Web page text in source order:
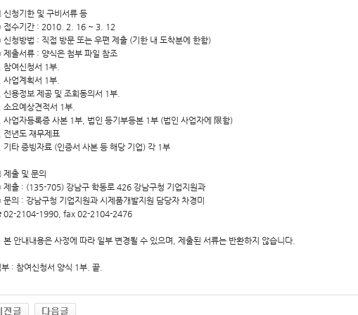
청기한 및 구비서류 등
접수기간 : 2010. 2. 16 ~ 3. 12
청방법 : 직접 방문 또는 우편 제출 (기한 내 도착분에 한함)
출서류 : 양식은 첨부 파일 참조
참여신청서 1부.
사업계획서 1부.
신용정보 제공 및 조회동의서 1부.
소요예상견적서 1부.
사업자등록증 사본 1부, 법인 등기부등본 1부 (법인 사업자에 限함)
전년도 재무제표
기타 증빙자료 (인증서 사본 등 해당 기업) 각 1부
출 및 문의
출 : (135-705) 강남구 학동로 426 강남구청 기업지원과
의 : 강남구청 기업지원과 시제품개발지원 담당자 차경미
2104-1990, fax 02-2104-2476
본 안내내용은 사정에 따라 일부 변경될 수 있으며, 제출된 서류는 반환하지 않습니다.
부 : 참여신청서 양식 1부. 끝.